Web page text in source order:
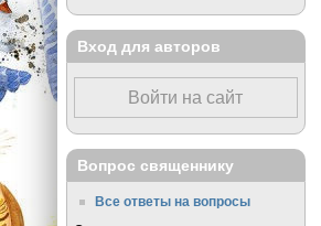
Вход для авторов
Войти на сайт
Вопрос священнику
Все ответы на вопросы